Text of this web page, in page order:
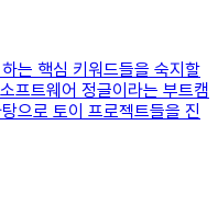
는 핵심 키워드들을 숙지할
프트웨어 정글이라는 부트캠
으로 토이 프로젝트들을 진